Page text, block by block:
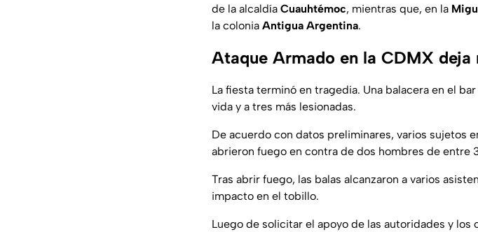
de la alcaldía Cuauhtémoc, mientras que, en la
la colonia Antigua Argentina.
Ataque Armado en la CDMX
La fiesta terminó en tragedia. Una balacera en el
vida y a tres más lesionadas.
De acuerdo con datos preliminares, varios sujetos
abrieron fuego en contra de dos hombres de entre
Tras abrir fuego, las balas alcanzaron a varios
impacto en el tobillo.
Luego de solicitar el apoyo de las autoridades y